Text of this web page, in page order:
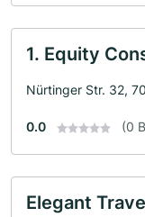
1. Equity
Nürtinger Str. 32,
0.0 (0
Elegant